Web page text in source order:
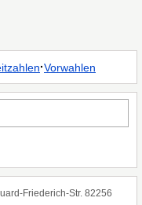
·Vorwahlen
Friederich-Str. 82256